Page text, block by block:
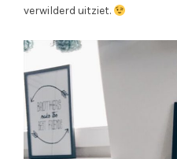
verwilderd uitziet.